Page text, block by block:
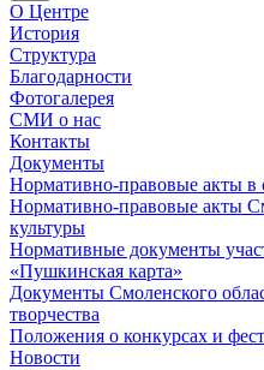
О Центре
История
Структура
Благодарности
Фотогалерея
СМИ о нас
Контакты
Документы
Нормативно-правовые акты в
Нормативно-правовые акты
культуры
Нормативные документы
«Пушкинская карта»
Документы Смоленского
творчества
Положения о конкурсах и
Новости